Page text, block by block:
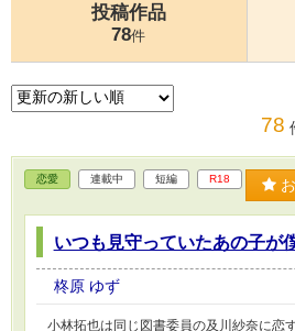
投稿作品
78件
78
恋愛 連載中 短編 R18
いつも見守っていたあの子が
柊原 ゆず
小林拓也は同じ図書委員の及川紗奈に恋